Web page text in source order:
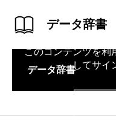
データ辞書
データ辞書
このコンテンツを利
してサイ